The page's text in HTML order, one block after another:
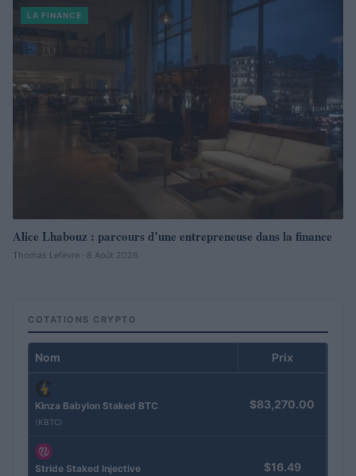
LA FINANCE
Alice Lhabouz : parcours d’une entrepreneuse dans la finance
Thomas Lefevre · 8 Août 2026
COTATIONS CRYPTO
Nom Prix
Kinza Babylon Staked BTC
(KBTC)
$83,270.00
Stride Staked Injective $16.49